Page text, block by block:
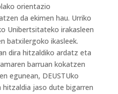
orientazio
da ekimen hau. Urriko
Unibertsitateko irakasleen
batxilergoko ikasleek.
dira hitzaldiko ardatz eta
barruan kokatzen
egunean, DEUSTUko
jaso dute bigarren